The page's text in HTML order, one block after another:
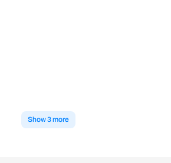
Show 3 more